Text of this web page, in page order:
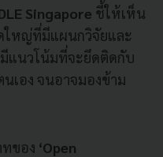
Singapore ชี้ให้เห็น
ใหญ่ที่มีแผนกวิจัยและ
แนวโน้มที่จะยึดติดกับ
นเอง จนอาจมองข้าม
ทของ ‘Open